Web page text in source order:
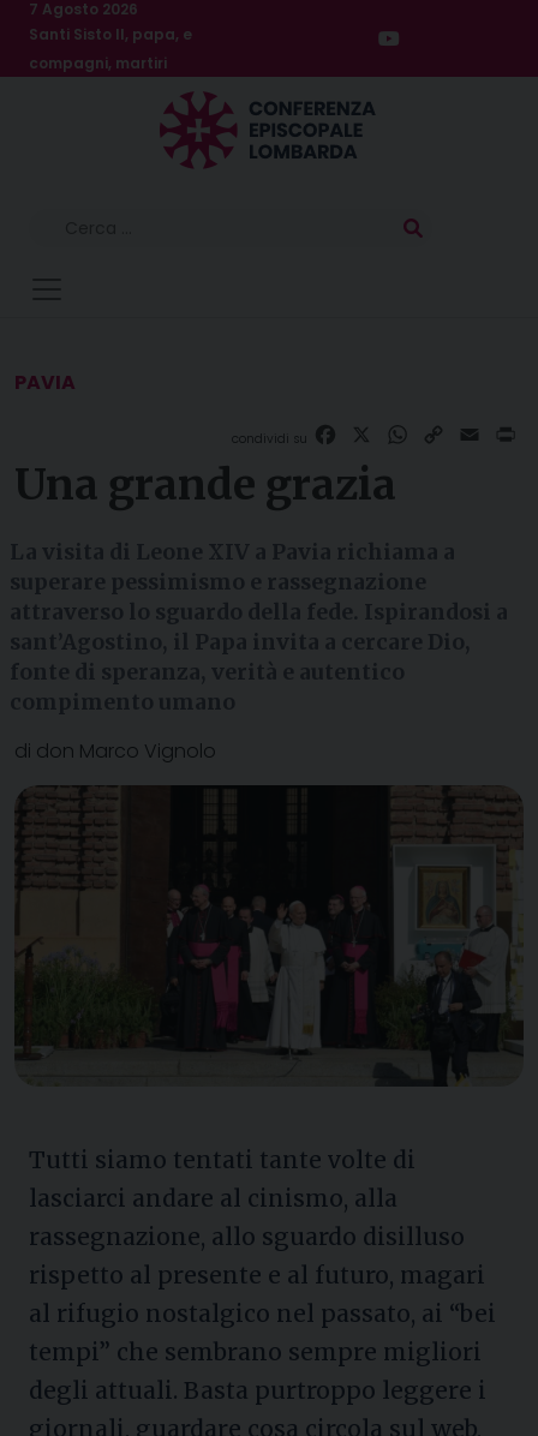
Skip
content
7 Agosto 2026
Santi Sisto II, papa, e
compagni, martiri
PAVIA
FacebookWhatsApp
CopyEmail
Una grande grazia
di don Marco Vignolo
Tutti siamo tentati tante volte di
lasciarci andare al cinismo, alla
rassegnazione, allo sguardo disilluso
rispetto al presente e al futuro, magari
al rifugio nostalgico nel passato, ai “bei
tempi” che sembrano sempre migliori
degli attuali. Basta purtroppo leggere i
giornali, guardare cosa circola sul web,